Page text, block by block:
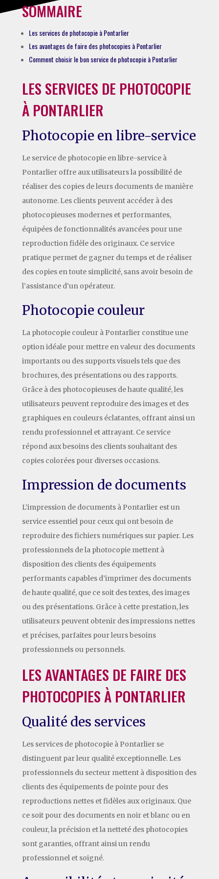
SOMMAIRE
Les services de photocopie à Pontarlier
Les avantages de faire des photocopies à Pontarlier
Comment choisir le bon service de photocopie à Pontarlier
LES SERVICES DE PHOTOCOPIE
À PONTARLIER
Photocopie en libre-service
Le service de photocopie en libre-service à
Pontarlier offre aux utilisateurs la possibilité de
réaliser des copies de leurs documents de manière
autonome. Les clients peuvent accéder à des
photocopieuses modernes et performantes,
équipées de fonctionnalités avancées pour une
reproduction fidèle des originaux. Ce service
pratique permet de gagner du temps et de réaliser
des copies en toute simplicité, sans avoir besoin de
l’assistance d’un opérateur.
Photocopie couleur
La photocopie couleur à Pontarlier constitue une
option idéale pour mettre en valeur des documents
importants ou des supports visuels tels que des
brochures, des présentations ou des rapports.
Grâce à des photocopieuses de haute qualité, les
utilisateurs peuvent reproduire des images et des
graphiques en couleurs éclatantes, offrant ainsi un
rendu professionnel et attrayant. Ce service
répond aux besoins des clients souhaitant des
copies colorées pour diverses occasions.
Impression de documents
L’impression de documents à Pontarlier est un
service essentiel pour ceux qui ont besoin de
reproduire des fichiers numériques sur papier. Les
professionnels de la photocopie mettent à
disposition des clients des équipements
performants capables d’imprimer des documents
de haute qualité, que ce soit des textes, des images
ou des présentations. Grâce à cette prestation, les
utilisateurs peuvent obtenir des impressions nettes
et précises, parfaites pour leurs besoins
professionnels ou personnels.
LES AVANTAGES DE FAIRE DES
PHOTOCOPIES À PONTARLIER
Qualité des services
Les services de photocopie à Pontarlier se
distinguent par leur qualité exceptionnelle. Les
professionnels du secteur mettent à disposition des
clients des équipements de pointe pour des
reproductions nettes et fidèles aux originaux. Que
ce soit pour des documents en noir et blanc ou en
couleur, la précision et la netteté des photocopies
sont garanties, offrant ainsi un rendu
professionnel et soigné.